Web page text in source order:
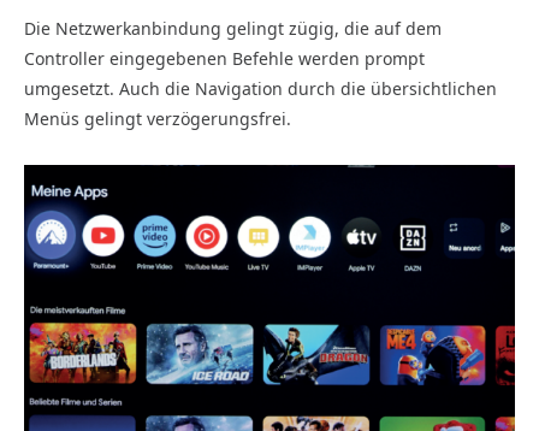
Die Netzwerkanbindung gelingt zügig, die auf dem
Controller eingegebenen Befehle werden prompt
umgesetzt. Auch die Navigation durch die übersichtlichen
Menüs gelingt verzögerungsfrei.